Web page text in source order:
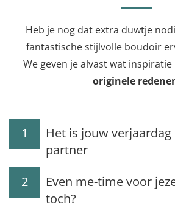
Heb je nog dat extra duwtje
fantastische stijlvolle boudoir
We geven je alvast wat
originele
1
Het is jouw
partner
2
Even me-time voor
toch?